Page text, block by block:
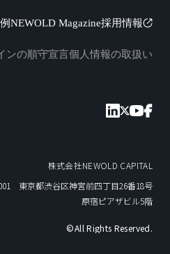
NEWOLD Magazine採用情報
ンの順守宣言個人情報の取扱い
株式会社NEWOLD CAPITAL
東京都渋谷区神宮前四丁目26番18号
原宿ピアザビル5階
©All Rights Reserved.